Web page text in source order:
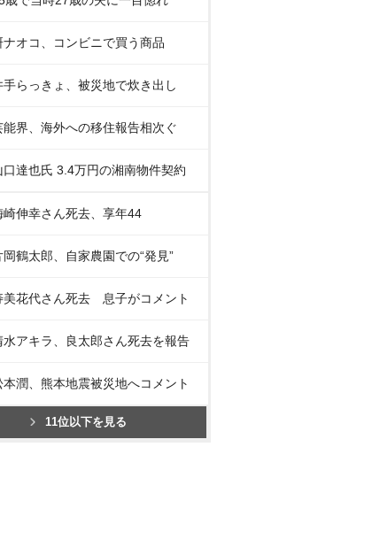
ナオコ、コンビニで買う商品
手らっきょ、被災地で炊き出し
能界、海外への移住報告相次ぐ
口達也氏 3.4万円の湘南物件契約
崎伸幸さん死去、享年44
岡鶴太郎、自家農園での“発見”
美花代さん死去 息子がコメント
水アキラ、良太郎さん死去を報告
本潤、熊本地震被災地へコメント
11位以下を見る